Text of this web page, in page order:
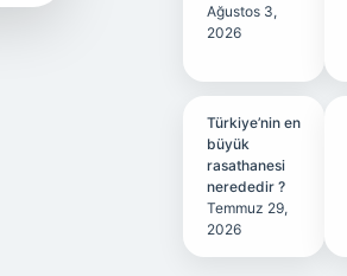
Ağustos 3,
2026
Türkiye’nin en
büyük
rasathanesi
nerededir ?
Temmuz 29,
2026